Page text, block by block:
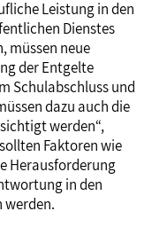
Leistung in den
Dienstes
müssen neue
der Entgelte
Schulabschluss und
dazu auch die
werden“,
Faktoren wie
Herausforderung
in den
werden.